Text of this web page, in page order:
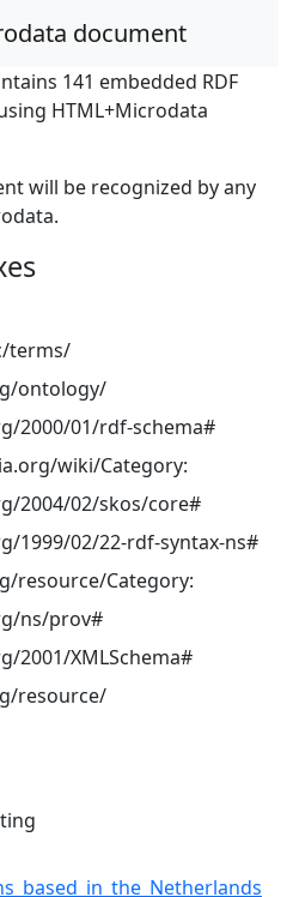
document
141 embedded RDF
HTML+Microdata
will be recognized by any
terms/
ontology/
2000/01/rdf-schema#
wiki/Category:
2004/02/skos/core#
1999/02/22-rdf-syntax-ns#
resource/Category:
ns/prov#
2001/XMLSchema#
resource/